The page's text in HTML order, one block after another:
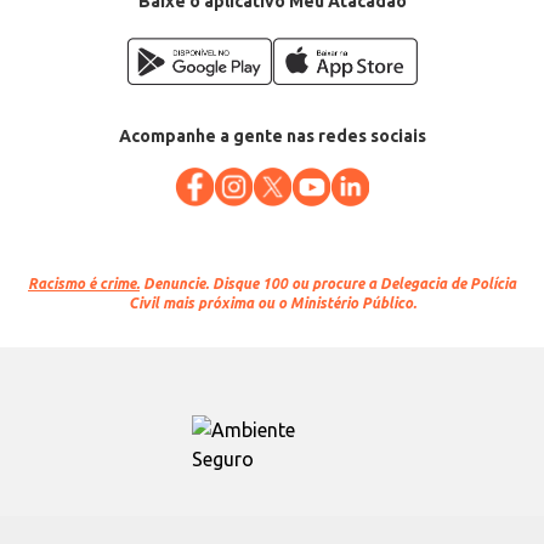
Acompanhe a gente nas redes sociais
Racismo é crime. Denuncie. Disque 100 ou procure a Delegacia de Polícia
Civil mais próxima ou o Ministério Público.